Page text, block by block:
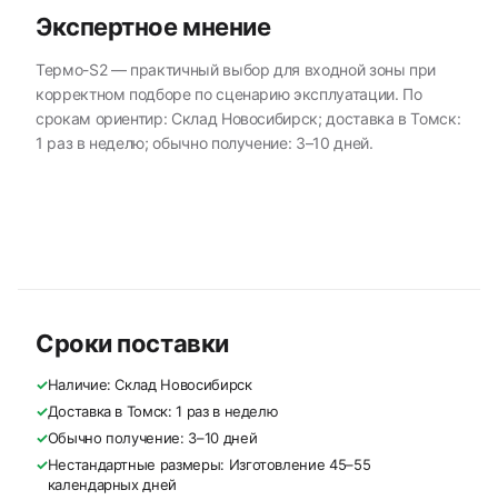
Экспертное мнение
Термо-S2 — практичный выбор для входной зоны при
корректном подборе по сценарию эксплуатации. По
срокам ориентир: Склад Новосибирск; доставка в Томск:
1 раз в неделю; обычно получение: 3–10 дней.
Сроки поставки
✓Наличие: Склад Новосибирск
✓Доставка в Томск: 1 раз в неделю
✓Обычно получение: 3–10 дней
✓Нестандартные размеры: Изготовление 45–55
календарных дней